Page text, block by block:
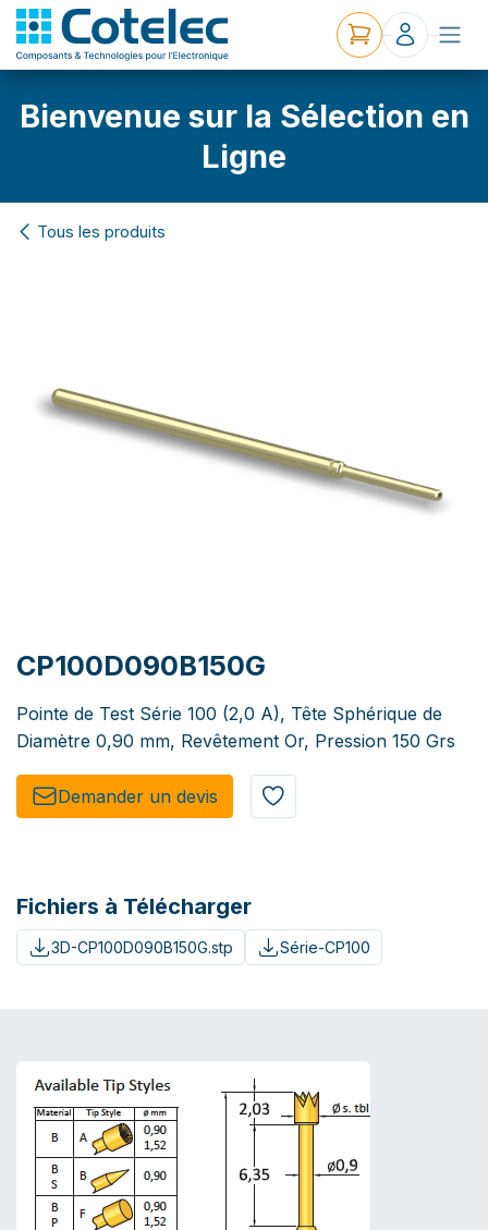
Bienvenue sur la Sélection en
Ligne
Tous les produits
CP100D090B150G
Pointe de Test Série 100 (2,0 A), Tête Sphérique de
Diamètre 0,90 mm, Revêtement Or, Pression 150 Grs
Demander un de​​vis​​
Fichiers à Télécharger
3D-CP100D090B150G.stp Série-CP100